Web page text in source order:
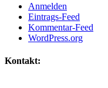
Anmelden
Eintrags-Feed
Kommentar-Feed
WordPress.org
Kontakt: